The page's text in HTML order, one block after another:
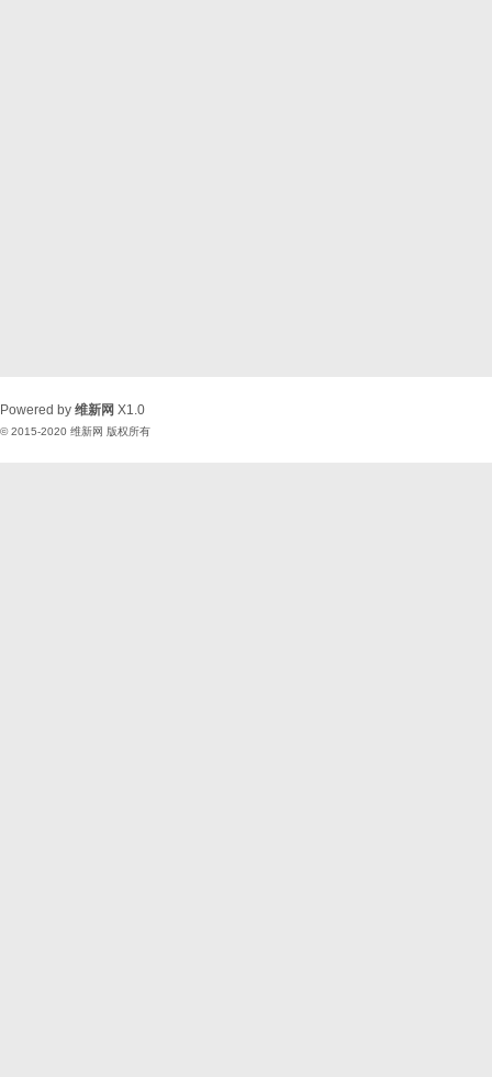
Powered by 维新网 X1.0
© 2015-2020 维新网 版权所有